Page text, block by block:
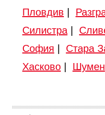
Пловдив
Силистра|
София
Стара
Хасково| Шумен